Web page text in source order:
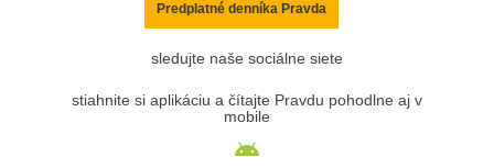
Predplatné denníka Pravda
sledujte naše sociálne siete
stiahnite si aplikáciu a čítajte Pravdu pohodlne aj v
mobile